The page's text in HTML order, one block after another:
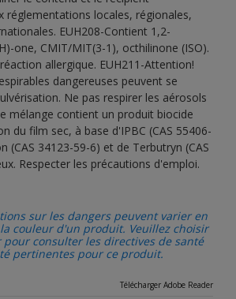
réglementations locales, régionales,
EUH208-Contient 1,2-
one, CMIT/MIT(3-1), octhilinone (ISO).
allergique. EUH211-Attention!
dangereuses peuvent se
Ne pas respirer les aérosols
mélange contient un produit biocide
du film sec, à base d'IPBC (CAS 55406-
(CAS 34123-59-6) et de Terbutryn (CAS
Respecter les précautions d'emploi.
sur les dangers peuvent varier en
couleur d'un produit. Veuillez choisir
pour consulter les directives de santé
pertinentes pour ce produit.
Télécharger Adobe Reader